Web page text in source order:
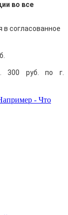
во все
в согласованное
300 руб. по г.
- Что